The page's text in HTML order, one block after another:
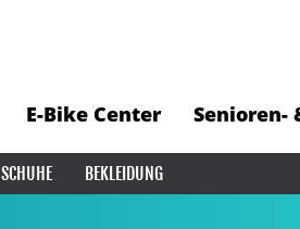
E-Bike Center Senioren-
SCHUHE
BEKLEIDUNG